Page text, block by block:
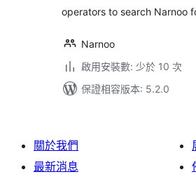
operators to search Narnoo
Narnoo
啟用安裝數: 少於 10 次
保證相容版本: 5.2.0
關於我們
最新消息